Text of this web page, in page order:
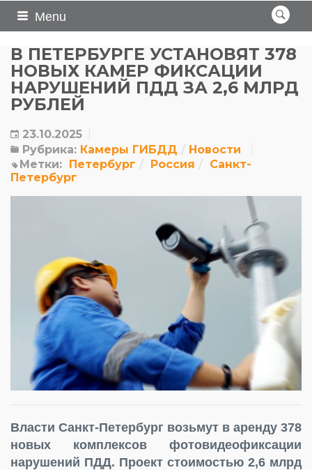
Menu
В ПЕТЕРБУРГЕ УСТАНОВЯТ 378
НОВЫХ КАМЕР ФИКСАЦИИ
НАРУШЕНИЙ ПДД ЗА 2,6 МЛРД
РУБЛЕЙ
23.10.2025
Рубрика: Камеры ГИБДД
Новости
Метки: Петербург Россия
Санкт-
Петербург
Власти Санкт-Петербург возьмут в аренду 378
новых комплексов фотовидеофиксации
нарушений ПДД. Проект стоимостью 2,6 млрд